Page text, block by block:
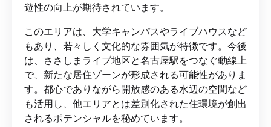
遊性の向上が期待されています。
このエリアは、大学キャンパスやライブハウスなど
もあり、若々しく文化的な雰囲気が特徴です。今後
は、ささしまライブ地区と名古屋駅をつなぐ動線上
で、新たな居住ゾーンが形成される可能性がありま
す。都心でありながら開放感のある水辺の空間など
も活用し、他エリアとは差別化された住環境が創出
されるポテンシャルを秘めています。